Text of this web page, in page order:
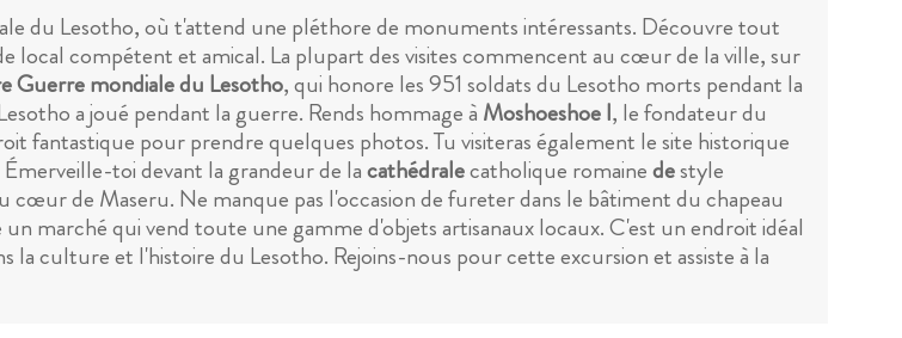
du Lesotho, où t'attend une pléthore de monuments intéressants. Découvre tout
local compétent et amical. La plupart des visites commencent au cœur de la ville, sur
Guerre mondiale du Lesotho, qui honore les 951 soldats du Lesotho morts pendant la
a joué pendant la guerre. Rends hommage à Moshoeshoe I, le fondateur du
fantastique pour prendre quelques photos. Tu visiteras également le site historique
toi devant la grandeur de lacathédralecatholique romainedestyle
cœur de Maseru. Ne manque pas l'occasion de fureter dans le bâtiment du chapeau
marché qui vend toute une gamme d'objets artisanaux locaux. C'est un endroit idéal
culture et l'histoire du Lesotho. Rejoins-nous pour cette excursion et assiste à la